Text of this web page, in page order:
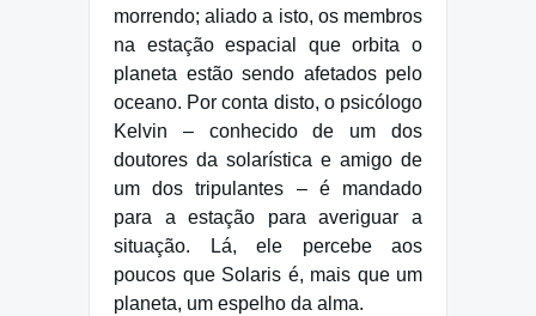
morrendo; aliado a isto, os membros
na estação espacial que orbita o
planeta estão sendo afetados pelo
oceano. Por conta disto, o psicólogo
Kelvin – conhecido de um dos
doutores da solarística e amigo de
um dos tripulantes – é mandado
para a estação para averiguar a
situação. Lá, ele percebe aos
poucos que Solaris é, mais que um
planeta, um espelho da alma.